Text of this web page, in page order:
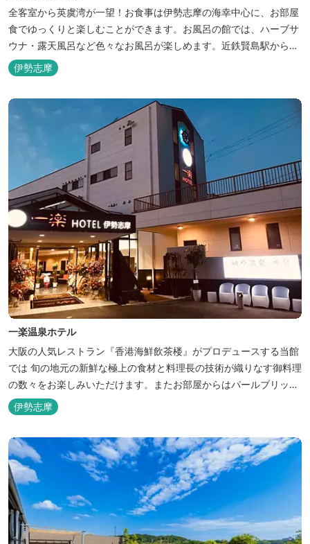
全客室から英虞湾が一望！お食事は伊勢志摩の海幸中心に、お部屋
食でゆっくりと楽しむことができます。お風呂の館では、ハーブサ
ウナ・露天風呂など色々なお風呂が楽しめます。近鉄賢島駅から歩
いて5分と好立地です。
伊勢志摩
一楽温泉ホテル
大阪の人気レストラン『香港海鮮飲茶楼』がプロデュースする当館
では 旬の地元の新鮮な極上の食材と料理長の技術が織りなす御料理
の数々をお楽しみいただけます。またお部屋からはパールブリッジ
や真珠筏など、美しい景色が一望できます。「美肌の湯」として有
名な榊原温泉の運び湯を使用した大浴場も完備。
伊勢志摩